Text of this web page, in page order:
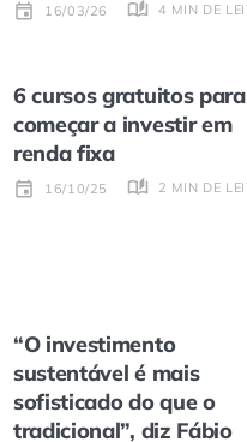
16/03/26 4 MIN DE
6 cursos gratuitos para
começar a investir em
renda fixa
16/10/25 2 MIN DE
“O investimento
sustentável é mais
sofisticado do que o
tradicional”, diz Fábio